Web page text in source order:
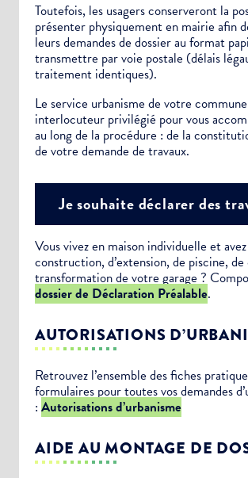
Toutefois, les usagers conserveront la
présenter physiquement en mairie afin
leurs demandes de dossier au format
transmettre par voie postale (délais
traitement identiques).
Le service urbanisme de votre
interlocuteur privilégié pour vous
au long de la procédure : de la
de votre demande de travaux.
Je souhaite déclarer des
Vous vivez en maison individuelle et
construction, d’extension, de piscine,
transformation de votre garage ?
dossier de Déclaration Préalable.
AUTORISATIONS
Retrouvez l’ensemble des fiches
formulaires pour toutes vos demandes
: Autorisations d’urbanisme
AIDE AU MONTAGE DE